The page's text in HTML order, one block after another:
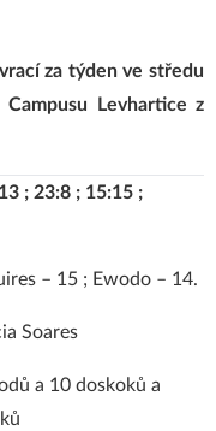
za týden ve středu
Levhartice z
; 23:8 ; 15:15 ;
– 15 ; Ewodo – 14.
Soares
a 10 doskoků a